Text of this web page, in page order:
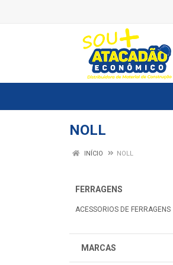
NOLL
INÍCIO NOLL
FERRAGENS
ACESSORIOS DE FERRAGENS
MARCAS